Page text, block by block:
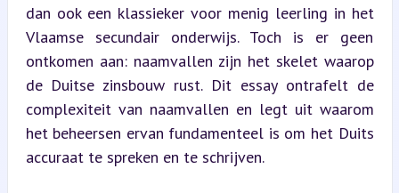
dan ook een klassieker voor menig leerling in het
Vlaamse secundair onderwijs. Toch is er geen
ontkomen aan: naamvallen zijn het skelet waarop
de Duitse zinsbouw rust. Dit essay ontrafelt de
complexiteit van naamvallen en legt uit waarom
het beheersen ervan fundamenteel is om het Duits
accuraat te spreken en te schrijven.